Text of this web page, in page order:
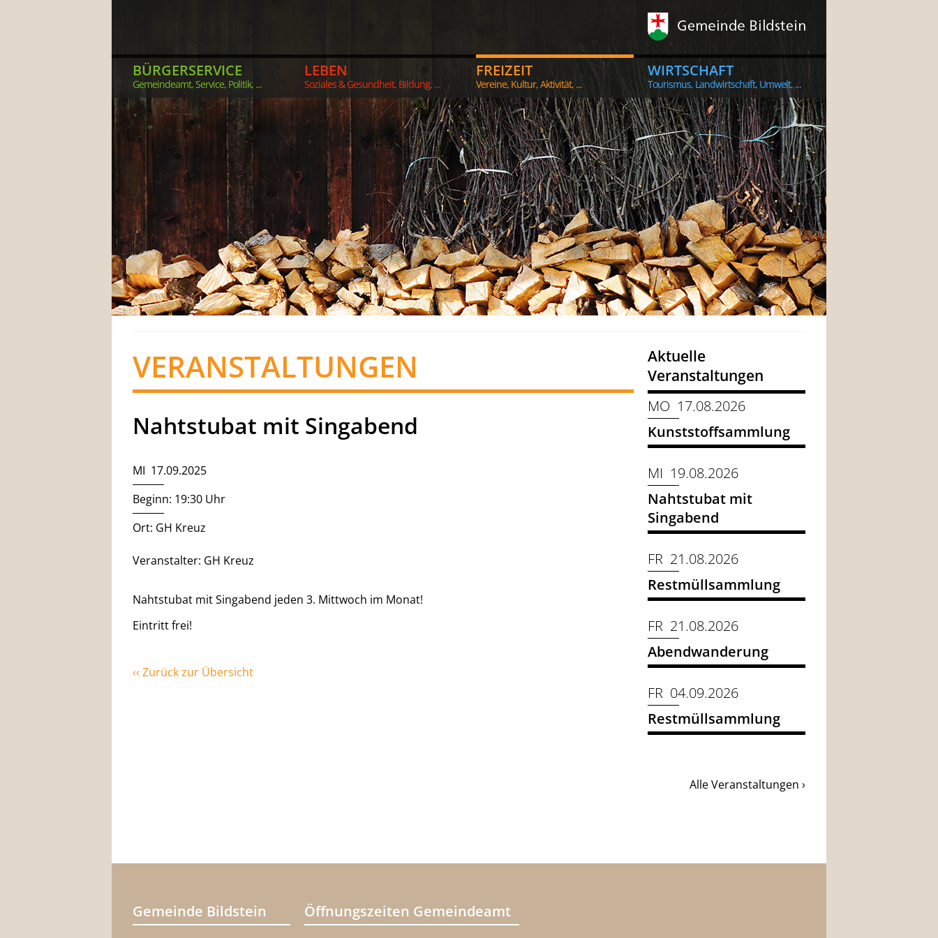
BÜRGERSERVICE
Gemeindeamt, Service, Politik, ...
LEBEN
Soziales & Gesundheit, Bildung, ...
FREIZEIT
Vereine, Kultur, Aktivität, ...
WIRTSCHAFT
Tourismus, Landwirtschaft, Umwelt, ...
VERANSTALTUNGEN
Nahtstubat mit Singabend
MI 17.09.2025
Beginn: 19:30 Uhr
Ort: GH Kreuz
Veranstalter: GH Kreuz
Nahtstubat mit Singabend jeden 3. Mittwoch im Monat!
Eintritt frei!
‹‹ Zurück zur Übersicht
Aktuelle
Veranstaltungen
MO 17.08.2026
Kunststoffsammlung
MI 19.08.2026
Nahtstubat mit
Singabend
FR 21.08.2026
Restmüllsammlung
FR 21.08.2026
Abendwanderung
FR 04.09.2026
Restmüllsammlung
Alle Veranstaltungen ›
Gemeinde Bildstein Öffnungszeiten Gemeindeamt